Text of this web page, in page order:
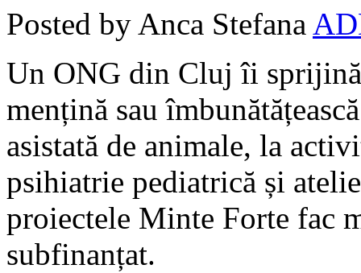
Posted by Anca Stefana
Un ONG din Cluj îi sprijină
mențină sau
asistată de animale, la
psihiatrie pediatrică și
proiectele Minte Forte fac
subfinanțat.